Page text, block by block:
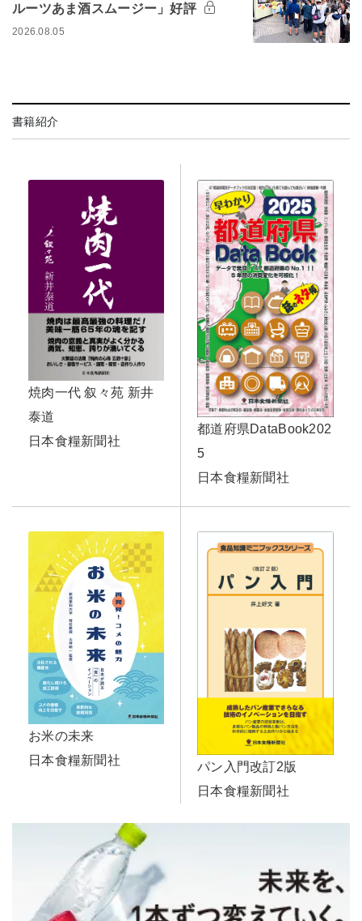
ルーツあま酒スムージー」好評
2026.08.05
書籍紹介
焼肉一代 叙々苑 新井
泰道
日本食糧新聞社
都道府県DataBook202
5
日本食糧新聞社
お米の未来
日本食糧新聞社
パン入門改訂2版
日本食糧新聞社